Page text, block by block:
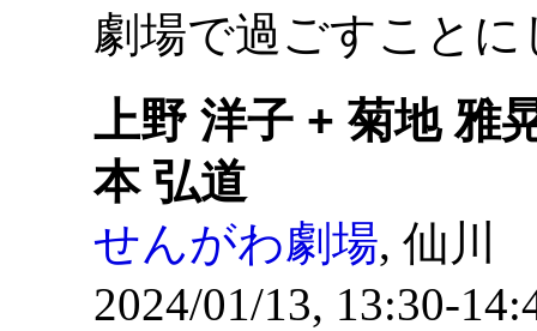
劇場で過ごすこと
上野 洋子 + 菊地 雅
本 弘道
せんがわ劇場, 仙川
2024/01/13, 13:30-